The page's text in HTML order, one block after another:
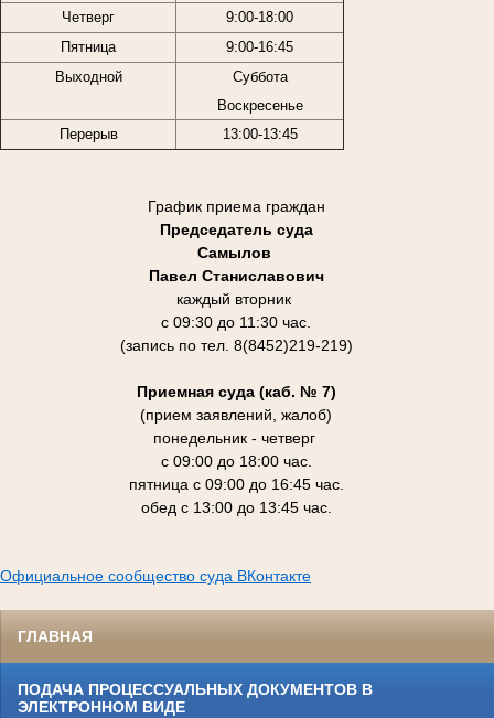
Четверг
9:00-18:00
Пятница
9:00-16:45
Выходной
Суббота
Воскресенье
Перерыв
13:00-13:45
График приема граждан
Председатель суда
Самылов
Павел Станиславович
каждый вторник
с 09:30 до 11:30 час.
(запись по тел. 8(8452)219-219)
Приемная суда (каб. № 7)
(прием заявлений, жалоб)
понедельник - четверг
с 09:00 до 18:00 час.
пятница с 09:00 до 16:45 час.
обед с 13:00 до 13:45 час.
Официальное сообщество суда ВКонтакте
ГЛАВНАЯ
ПОДАЧА ПРОЦЕССУАЛЬНЫХ ДОКУМЕНТОВ В
ЭЛЕКТРОННОМ ВИДЕ